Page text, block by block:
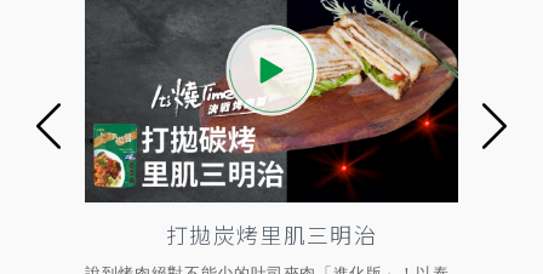
炭烤麻油雞肉串